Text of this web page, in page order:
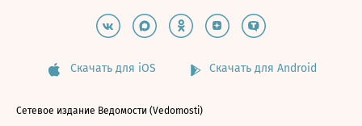
Скачать для iOS Скачать для Android
Сетевое издание Ведомости (Vedomosti)